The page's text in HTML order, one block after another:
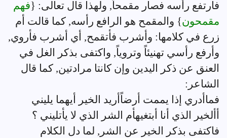
فارتفع رأسه فصار مقمحاً, ولهذا قال تعالى: {فهم
مقمحون} والمقمح هو الرافع رأسه, كما قالت أم
زرع في كلامها: وأشرب فأتقمح, أي أشرب فأروي,
وأرفع رأسي تهنيئاً وتروياً, واكتفى بذكر الغل في
العنق عن ذكر اليدين وإن كانتا مرادتين, كما قال
الشاعر:
فماأدري إذا يممت أرضاًأريد الخير أيهما يليني
أألخير الذي أنا أبتغيهأم الشر الذي لا يأتليني ؟
فاكتفى بذكر الخير عن الشر, لما دل الكلام